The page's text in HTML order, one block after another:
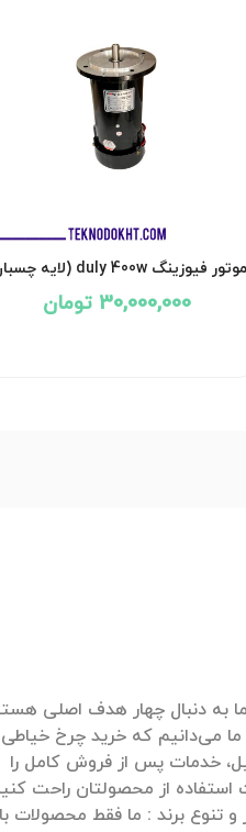
موتور فیوزینگ duly 400w (لایه چسبان)
30,000,000 تومان
می‌دانیم که خرید چرخ
خدمات پس از فروش کامل را
و تنوع برند : ما فقط محصولات با